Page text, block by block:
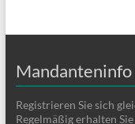
Registrieren Sie sich
Regelmäßig erhalten